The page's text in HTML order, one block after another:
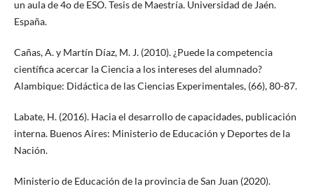
un aula de 4o de ESO. Tesis de Maestría. Universidad de Jaén.
España.
Cañas, A. y Martín Díaz, M. J. (2010). ¿Puede la competencia
científica acercar la Ciencia a los intereses del alumnado?
Alambique: Didáctica de las Ciencias Experimentales, (66), 80-87.
Labate, H. (2016). Hacia el desarrollo de capacidades, publicación
interna. Buenos Aires: Ministerio de Educación y Deportes de la
Nación.
Ministerio de Educación de la provincia de San Juan (2020).